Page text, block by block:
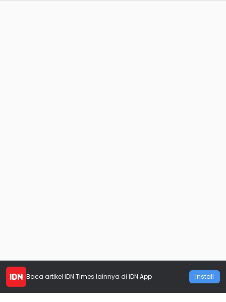
Baca artikel IDN Times lainnya di IDN App Install